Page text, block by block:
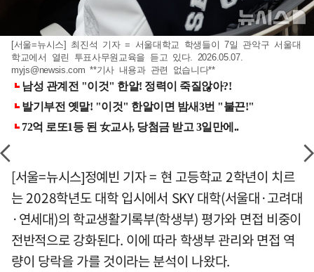
[서울=뉴시스] 최진석 기자 = 서울대학교 학생들이 7일 관악구 서울대
학교에서 열린 투표사무원교육을 듣고 있다. 2026.05.07.
myjs@newsis.com **기사 내용과 관련 없습니다**
[서울=뉴시스]정예빈 기자 = 현 고등학교 2학년이 치르
는 2028학년도 대학 입시에서 SKY 대학(서울대·고려대
·연세대)의 학교생활기록부(학생부) 평가와 면접 비중이
전반적으로 강화된다. 이에 따라 학생부 관리와 면접 역
량이 당락을 가를 것이라는 분석이 나왔다.